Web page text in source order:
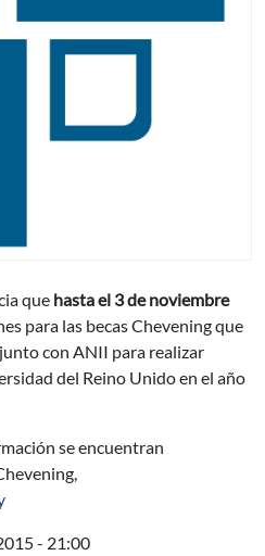
- ANII
que hasta el 3 de noviembre
para las becas Chevening que
con ANII para realizar
del Reino Unido en el año
se encuentran
- 21:00